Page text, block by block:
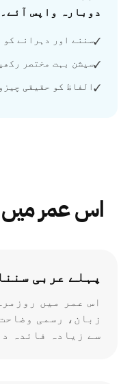
دوبارہ واپس آئے۔
✓سننے اور دہرانے کو
✓سیشن بہت مختصر
✓الفاظ کو حقیقی
اس عمر میں
پہلے عربی
اس عمر میں
زبان، رسمی
سے زیادہ فائدہ